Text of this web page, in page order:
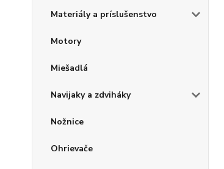
Materiály a príslušenstvo
Motory
Miešadlá
Navijaky a zdviháky
Nožnice
Ohrievače